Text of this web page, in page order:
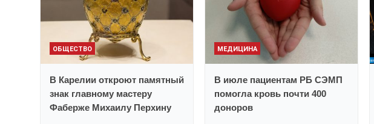
ОБЩЕСТВО
В Карелии откроют памятный
знак главному мастеру
Фаберже Михаилу Перхину
МЕДИЦИНА
В июле пациентам РБ СЭМП
помогла кровь почти 400
доноров